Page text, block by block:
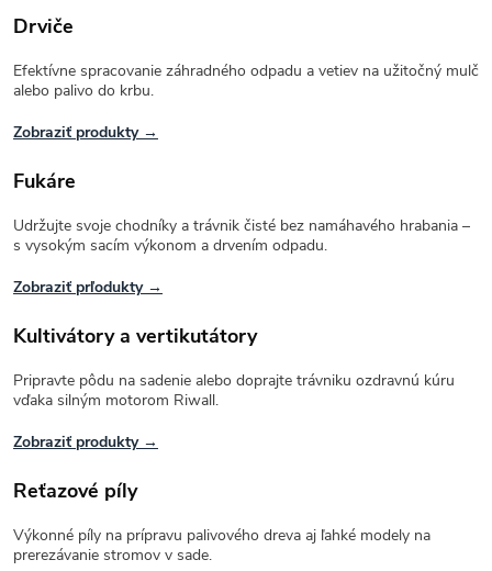
Drviče
Efektívne spracovanie záhradného odpadu a vetiev na užitočný mulč
alebo palivo do krbu.
Zobraziť produkty →
Fukáre
Udržujte svoje chodníky a trávnik čisté bez namáhavého hrabania –
s vysokým sacím výkonom a drvením odpadu.
Zobraziť prľodukty →
Kultivátory a vertikutátory
Pripravte pôdu na sadenie alebo doprajte trávniku ozdravnú kúru
vďaka silným motorom Riwall.
Zobraziť produkty →
Reťazové píly
Výkonné píly na prípravu palivového dreva aj ľahké modely na
prerezávanie stromov v sade.